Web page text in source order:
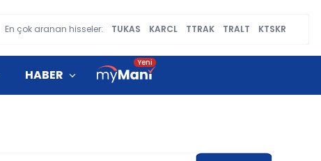
En çok aranan hisseler: TUKAS KARCL TTRAK TRALT KTSKR
HABER